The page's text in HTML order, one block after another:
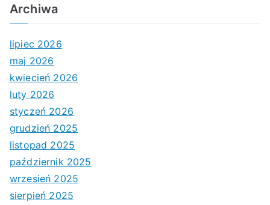
Archiwa
lipiec 2026
maj 2026
kwiecień 2026
luty 2026
styczeń 2026
grudzień 2025
listopad 2025
październik 2025
wrzesień 2025
sierpień 2025